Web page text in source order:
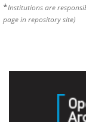
*Institutions are
page in repository site)